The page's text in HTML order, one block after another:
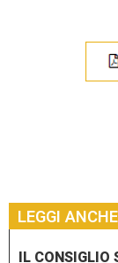
LEGGI ANCHE
IL CONSIGLIO